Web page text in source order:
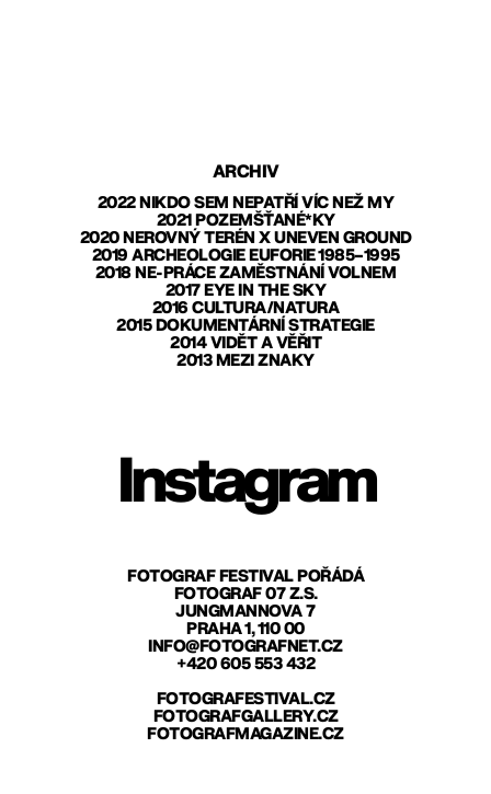
ARCHIV
2022 NIKDO SEM NEPATŘÍ VÍC NEŽ MY
2021 POZEMŠŤANÉ*KY
2020 NEROVNÝ TERÉN X UNEVEN GROUND
2019 ARCHEOLOGIE EUFORIE 1985–1995
2018 NE-PRÁCE ZAMĚSTNÁNÍ VOLNEM
2017 EYE IN THE SKY
2016 CULTURA/NATURA
2015 DOKUMENTÁRNÍ STRATEGIE
2014 VIDĚT A VĚŘIT
2013 MEZI ZNAKY
Instagram
FOTOGRAF FESTIVAL POŘÁDÁ
FOTOGRAF 07 Z.S.
JUNGMANNOVA 7
PRAHA 1, 110 00
INFO@FOTOGRAFNET.CZ
+420 605 553 432
FOTOGRAFESTIVAL.CZ
FOTOGRAFGALLERY.CZ
FOTOGRAFMAGAZINE.CZ